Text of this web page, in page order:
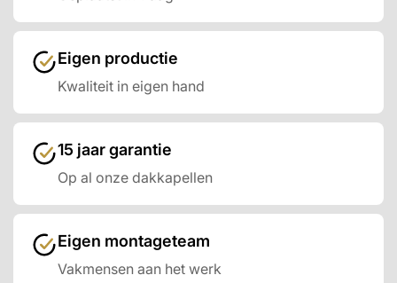
Eigen productie
Kwaliteit in eigen hand
15 jaar garantie
Op al onze dakkapellen
Eigen montageteam
Vakmensen aan het werk